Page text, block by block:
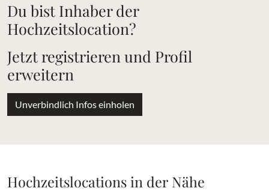
Du bist Inhaber der
Hochzeitslocation?
Jetzt registrieren und Profil
erweitern
Unverbindlich Infos einholen
Hochzeitslocations in der Nähe